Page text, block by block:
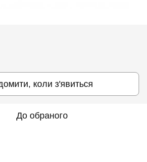
коли з'явиться
До обраного